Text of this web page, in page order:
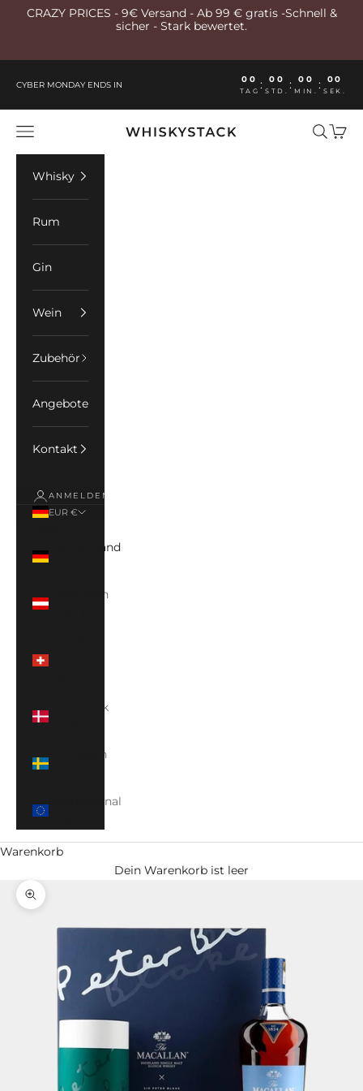
Zum Inhalt springen
CRAZY PRICES - 9€ Versand - Ab 99 € gratis -Schnell &
sicher - Stark bewertet.
CYBER MONDAY ENDS IN 00
TAG : 00
STD. : 00
MIN. : 00
SEK.
Whiskystack Germany
Menü Suchen
Whisky
Rum
Gin
Wein
Zubehör
Angebote
Kontakt
ANMELDEN
EUR €
Deutschland
Österreich
Dänemark
Schweden
International
Warenkorb
Dein Warenkorb ist leer
Bild vergrößern